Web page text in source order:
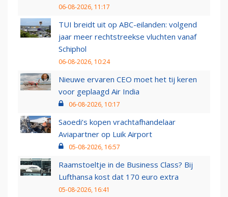
06-08-2026, 11:17
TUI breidt uit op ABC-eilanden: volgend
jaar meer rechtstreekse vluchten vanaf
Schiphol
06-08-2026, 10:24
Nieuwe ervaren CEO moet het tij keren
voor geplaagd Air India
06-08-2026, 10:17
Saoedi’s kopen vrachtafhandelaar
Aviapartner op Luik Airport
05-08-2026, 16:57
Raamstoeltje in de Business Class? Bij
Lufthansa kost dat 170 euro extra
05-08-2026, 16:41